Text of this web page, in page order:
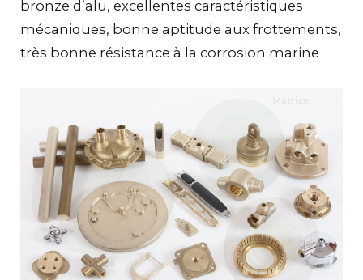
bronze d’alu, excellentes caractéristiques
mécaniques, bonne aptitude aux frottements,
très bonne résistance à la corrosion marine